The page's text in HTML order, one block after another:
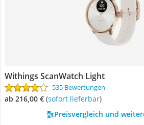
Withings ScanWatch Light
535 Bewertungen
ab 216,00 € ( Sofort lieferbar)
Preisvergleich und